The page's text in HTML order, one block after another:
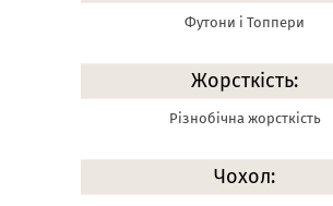
Футони і Топпери
Жорсткість:
Різнобічна жорсткість
Чохол: